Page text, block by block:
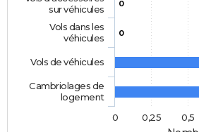
0
0
sur véhicules
Vols dans les
véhicules
Vols de véhicules
Cambriolages de
logement
0
0,25 0,5